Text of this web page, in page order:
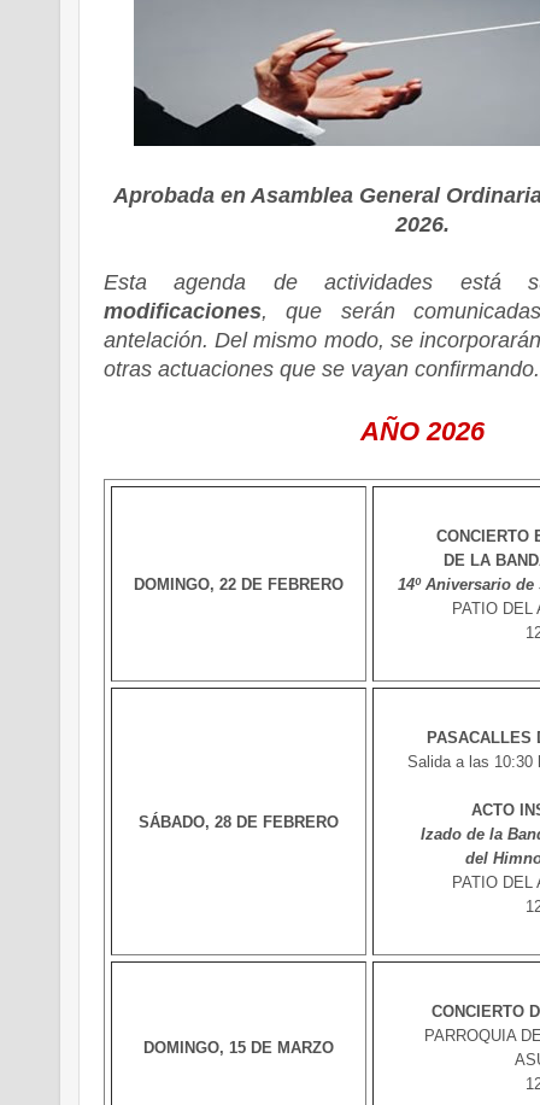
Aprobada en Asamblea General
2026.
Esta agenda de actividades
modificaciones, que serán
antelación. Del mismo modo, se
otras actuaciones que se vayan confirmando.
AÑO 2026
DOMINGO, 22 DE FEBRERO
CONCIERTO
DE LA
14º Aniversario
PATIO DEL
SÁBADO, 28 DE FEBRERO
PASACALLES
Salida a las 10:30
ACTO
Izado de la
del
PATIO DEL
DOMINGO, 15 DE MARZO
CONCIERTO
PARROQUIA